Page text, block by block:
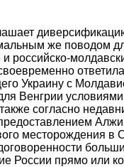
же поводом
российско-
Украину с
Венгрии
согласно
месторождения в
России прямо или